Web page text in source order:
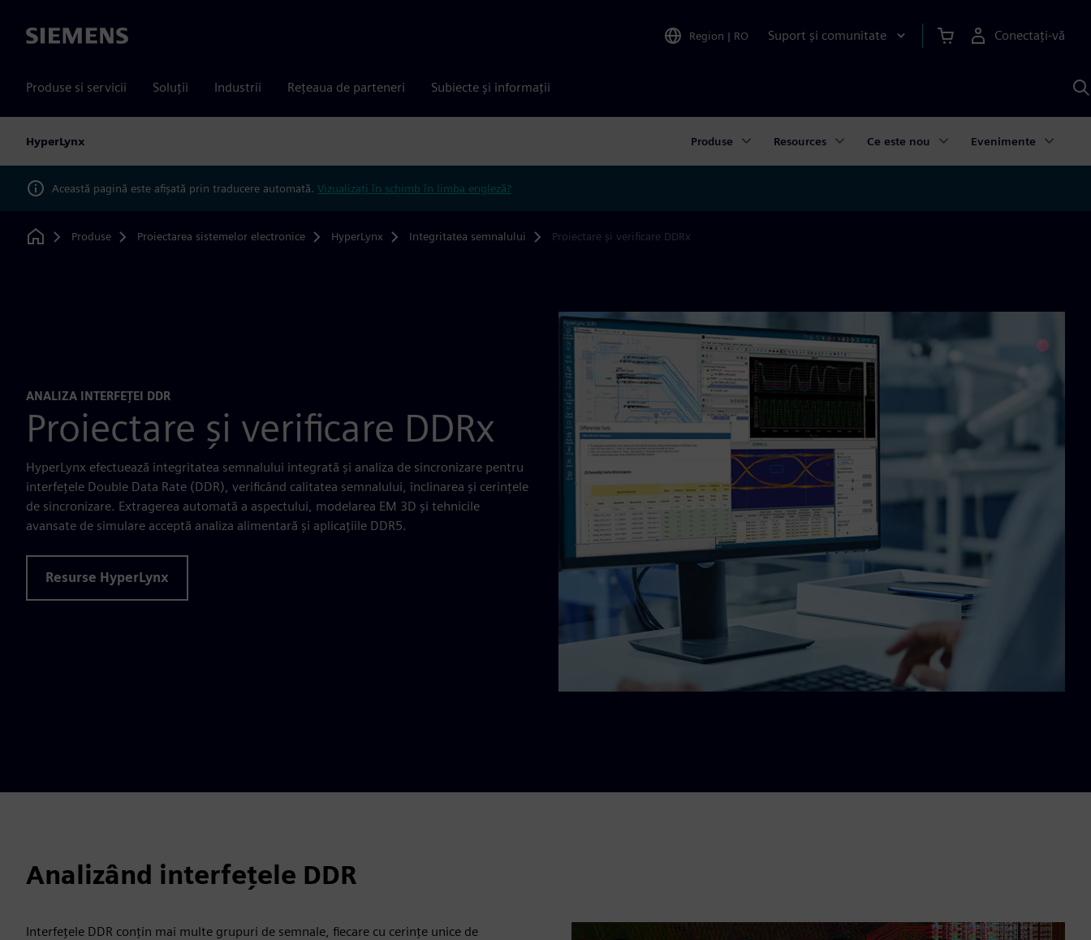
Siemens Region | RO Suport și comunitate Conectați-vă
Produse si servicii Soluții Industrii Rețeaua de parteneri Subiecte și informații
HyperLynx Produse Resources Ce este nou Evenimente
Această pagină este afișată prin traducere automată. Vizualizați în schimb în limba engleză?
Home
Produse Proiectarea sistemelor electronice HyperLynx Integritatea semnalului Proiectare și verificare DDRx
ANALIZA INTERFEȚEI DDR
Proiectare și verificare DDRx
HyperLynx efectuează integritatea semnalului integrată și analiza de sincronizare pentru
interfețele Double Data Rate (DDR), verificând calitatea semnalului, înclinarea și cerințele
de sincronizare. Extragerea automată a aspectului, modelarea EM 3D și tehnicile
avansate de simulare acceptă analiza alimentară și aplicațiile DDR5.
Resurse HyperLynx
Analizând interfețele DDR
Interfețele DDR conțin mai multe grupuri de semnale, fiecare cu cerințe unice de